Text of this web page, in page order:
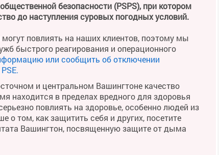
безопасности (PSPS), при котором
до наступления суровых погодных условий.
повлиять на наших клиентов, поэтому мы
быстрого реагирования и операционного
или сообщить об отключении
и центральном Вашингтоне качество
находится в пределах вредного для здоровья
повлиять на здоровье, особенно людей из
о том, как защитить себя и других, посетите
Вашингтон, посвященную защите от дыма